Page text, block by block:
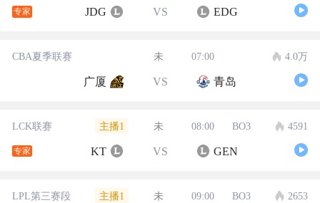
专家 JDG VS EDG
CBA夏季联赛 未 07:00 4.0万
广厦 VS 青岛
LCK联赛 主播1 未 08:00 BO3 4591
专家 KT VS GEN
LPL第三赛段 主播1 未 09:00 BO3 2653